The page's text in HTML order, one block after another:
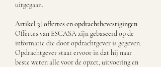
uitgegaan.
Artikel 3 | offertes en opdrachtbevestigingen
Offertes van ESCASA zijn gebaseerd op de
informatie die door opdrachtgever is gegeven.
Opdrachtgever staat ervoor in dat hij naar
beste weten alle voor de opzet, uitvoering en